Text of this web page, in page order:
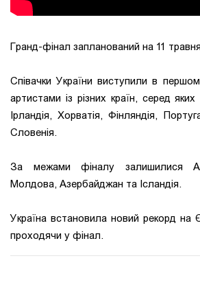
Гранд-фінал запланований на 11
Співачки України виступили в
артистами із різних країн, серед
Ірландія, Хорватія, Фінляндія,
Словенія.
За межами фіналу залишилися
Молдова, Азербайджан та Ісландія.
Україна встановила новий рекорд на
проходячи у фінал.